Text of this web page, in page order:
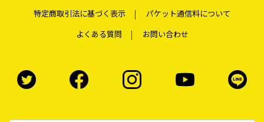
特定商取引法に基づく表示
パケット通信料について
よくある質問
お問い合わせ